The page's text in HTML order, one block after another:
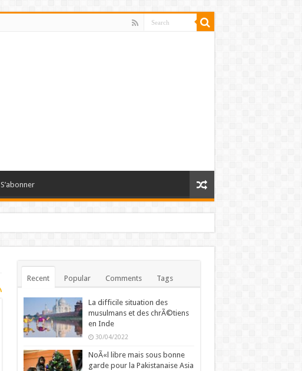
S’abonner
Recent Popular Comments Tags
La difficile situation des
musulmans et des chrÃ©tiens
en Inde
30/04/2022
NoÃ«l libre mais sous bonne
garde pour la Pakistanaise Asia